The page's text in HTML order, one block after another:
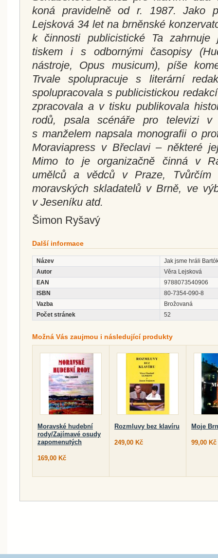
koná pravidelně od r. 1987. Jako
Lejsková 34 let na brněnské
k činnosti publicistické Ta
tiskem i s odbornými časopisy
nástroje, Opus musicum), píše
Trvale spolupracuje s literární
spolupracovala s publicistickou
zpracovala a v tisku publikovala
rodů, psala scénáře pro televizi
s manželem napsala monografii o
Moraviapress v Břeclavi – některé
Mimo to je organizačně činná v
umělců a vědců v Praze,
moravských skladatelů v Brně, ve
v Jeseníku atd.
Šimon Ryšavý
Další informace
Název
Jak jsme hráli
Autor
Věra Lejsková
EAN
9788073540906
ISBN
80-7354-090-8
Vazba
Brožovaná
Počet stránek
52
Možná Vás zaujmou i následující produkty
Moravské hudební
rody/Zajímavé osudy
zapomenutých
169,00 Kč
Rozmluvy bez klavíru
249,00 Kč
Moje
99,00 Kč